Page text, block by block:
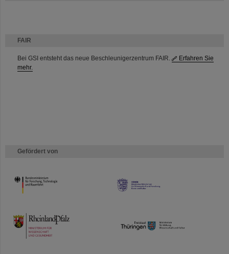
FAIR
Bei GSI entsteht das neue Beschleunigerzentrum FAIR.
Erfahren Sie
mehr.
Gefördert von
HMWK
TMWWDG